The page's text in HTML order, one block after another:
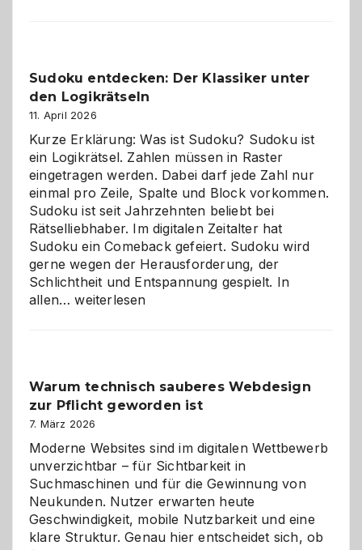
Sudoku entdecken: Der Klassiker unter
den Logikrätseln
11. April 2026
Kurze Erklärung: Was ist Sudoku? Sudoku ist
ein Logikrätsel. Zahlen müssen in Raster
eingetragen werden. Dabei darf jede Zahl nur
einmal pro Zeile, Spalte und Block vorkommen.
Sudoku ist seit Jahrzehnten beliebt bei
Rätselliebhaber. Im digitalen Zeitalter hat
Sudoku ein Comeback gefeiert. Sudoku wird
gerne wegen der Herausforderung, der
Schlichtheit und Entspannung gespielt. In
allen…Sudoku
den
Logikrätseln
weiterlesen
Warum technisch sauberes Webdesign
zur Pflicht geworden ist
7. März 2026
Moderne Websites sind im digitalen Wettbewerb
unverzichtbar – für Sichtbarkeit in
Suchmaschinen und für die Gewinnung von
Neukunden. Nutzer erwarten heute
Geschwindigkeit, mobile Nutzbarkeit und eine
klare Struktur. Genau hier entscheidet sich, ob